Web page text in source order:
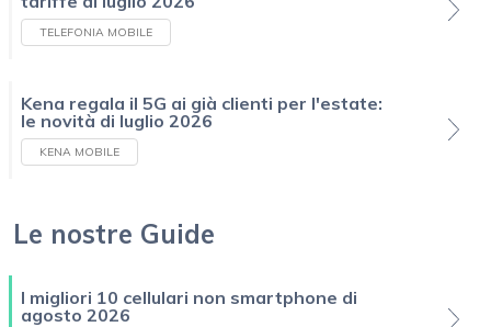
TELEFONIA MOBILE
Kena regala il 5G ai già clienti per l'estate:
le novità di luglio 2026
KENA MOBILE
Le nostre Guide
I migliori 10 cellulari non smartphone di
agosto 2026